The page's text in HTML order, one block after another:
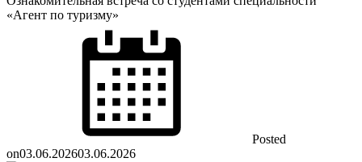
«Агент по туризму»
Posted
on03.06.202603.06.2026